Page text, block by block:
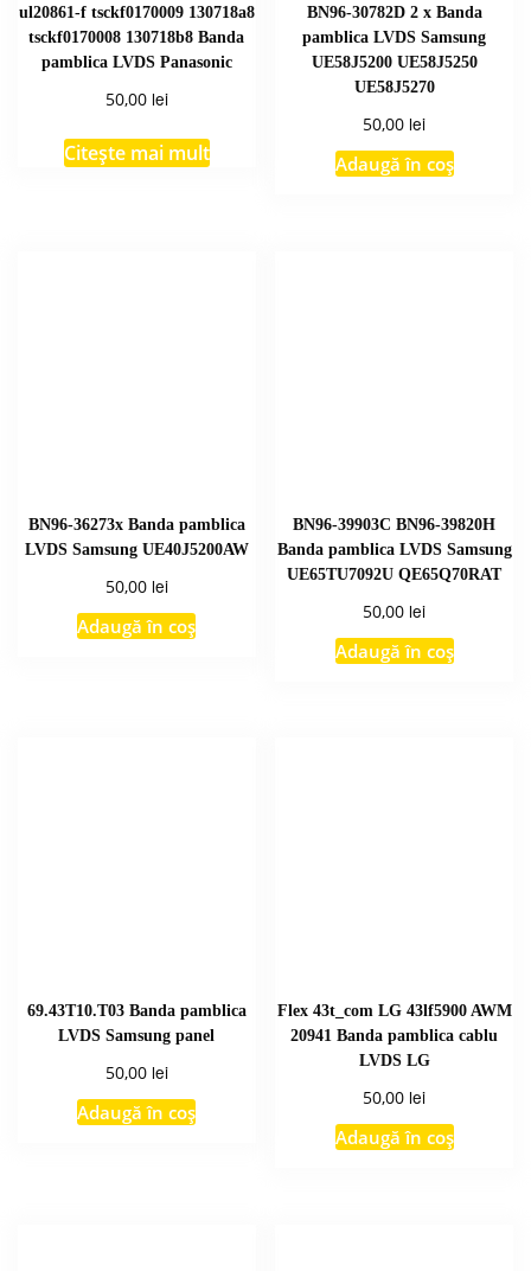
ul20861-f tsckf0170009 130718a8
tsckf0170008 130718b8 Banda
pamblica LVDS Panasonic
50,00 lei
Citește mai mult
BN96-30782D 2 x Banda
pamblica LVDS Samsung
UE58J5200 UE58J5250
UE58J5270
50,00 lei
Adaugă în coș
BN96-36273x Banda pamblica
LVDS Samsung UE40J5200AW
50,00 lei
Adaugă în coș
BN96-39903C BN96-39820H
Banda pamblica LVDS Samsung
UE65TU7092U QE65Q70RAT
50,00 lei
Adaugă în coș
69.43T10.T03 Banda pamblica
LVDS Samsung panel
50,00 lei
Adaugă în coș
Flex 43t_com LG 43lf5900 AWM
20941 Banda pamblica cablu
LVDS LG
50,00 lei
Adaugă în coș